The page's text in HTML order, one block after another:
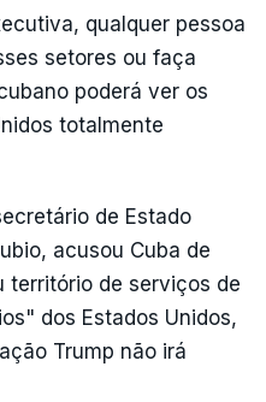
qualquer pessoa
setores ou faça
poderá ver os
totalmente
de Estado
acusou Cuba de
território de serviços de
dos Estados Unidos,
Trump não irá